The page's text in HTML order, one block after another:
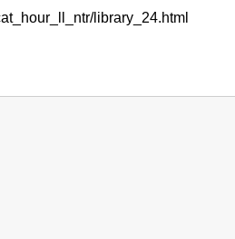
library_24.html